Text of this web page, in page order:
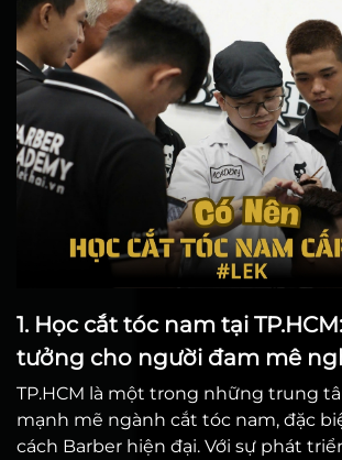
1. Học cắt tóc nam tại
tưởng cho người đam mê
TP.HCM là một trong những trung
mạnh mẽ ngành cắt tóc nam, đặc
cách Barber hiện đại. Với sự phát